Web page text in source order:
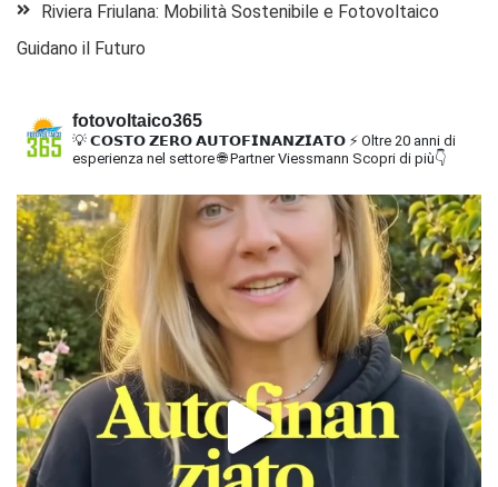
Riviera Friulana: Mobilità Sostenibile e Fotovoltaico
Guidano il Futuro
fotovoltaico365
💡 𝗖𝗢𝗦𝗧𝗢 𝗭𝗘𝗥𝗢 𝗔𝗨𝗧𝗢𝗙𝗜𝗡𝗔𝗡𝗭𝗜𝗔𝗧𝗢 ⚡ Oltre 20 anni di
esperienza nel settore🌐 Partner Viessmann Scopri di più👇